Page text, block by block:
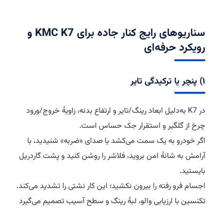
سناریوهای رایج کنار جاده برای KMC K7 و
رویکرد حرفه‌ای
۱) پنچر یا ترکیدگی تایر
در K7 به‌دلیل ابعاد رینگ/تایر و ارتفاع بدنه، زاویهٔ خروج/ورود
چرخ از گلگیر و استقرار جک حساس است.
اگر خودرو به یک سمت می‌کشد یا صدای «ضربه» شنیدید، با
آرامش به شانهٔ امن بروید، فلاشر را روشن کنید و پشت گاردریل
بایستید.
اجسام فرو رفته را بیرون نکشید؛ این کار نشتی را تشدید می‌کند.
تکنسین با ارزیابی والو، لبهٔ رینگ و سطح آسیب تصمیم می‌گیرد